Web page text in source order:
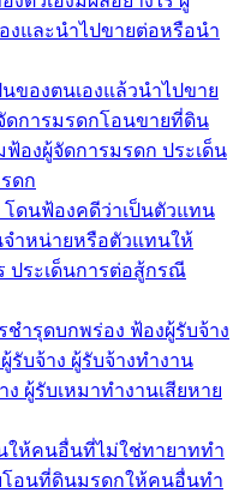
งและนำไปขายต่อหรือนำ
ของตนเองแล้วนำไปขาย
ดการมรดกโอนขายที่ดิน
องผู้จัดการมรดก ประเด็น
ดก
ดนฟ้องคดีว่าเป็นตัวแทน
จำหน่ายหรือตัวแทนให้
ประเด็นการต่อสู้กรณี
ำรุดบกพร่อง ฟ้องผู้รับจ้าง
รับจ้าง ผู้รับจ้างทำงาน
ผู้รับเหมาทำงานเสียหาย
ให้คนอื่นที่ไม่ใช่ทายาททำ
โอนที่ดินมรดกให้คนอื่นทำ